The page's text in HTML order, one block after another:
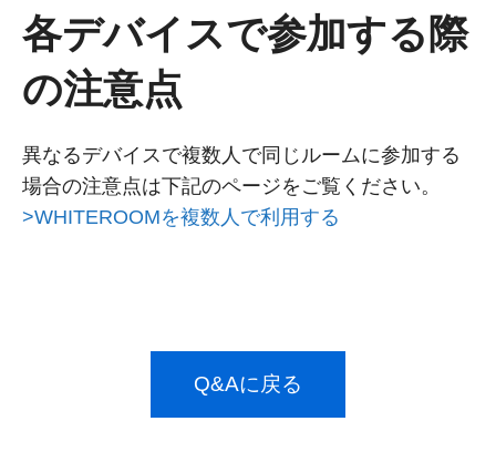
各デバイスで参加する際
の注意点
異なるデバイスで複数人で同じルームに参加する
場合の注意点は下記のページをご覧ください。
>WHITEROOMを複数人で利用する
Q&Aに戻る